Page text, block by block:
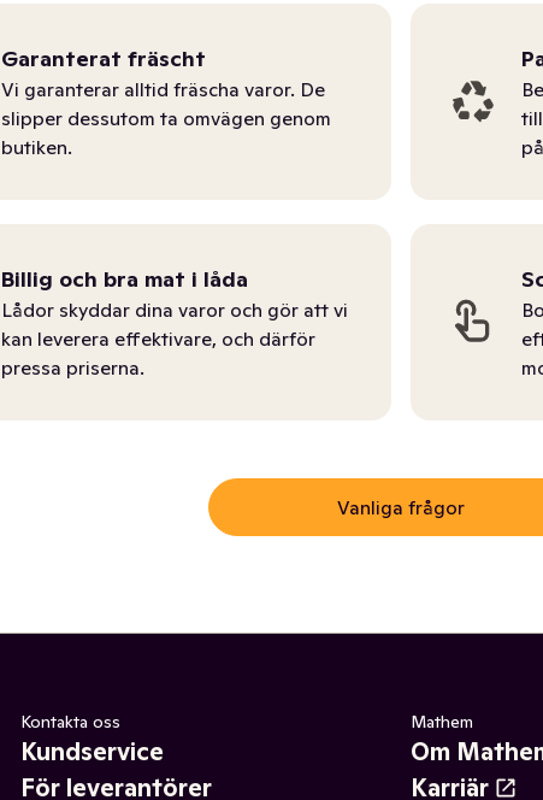
Garanterat fräscht
Vi garanterar alltid fräscha varor. De
slipper dessutom ta omvägen genom
butiken.
Billig och bra mat i låda
Lådor skyddar dina varor och gör att vi
kan leverera effektivare, och därför
pressa priserna.
Vanliga frågor
Kontakta oss
Kundservice
För leverantörer
Mathem
Om
Karriär